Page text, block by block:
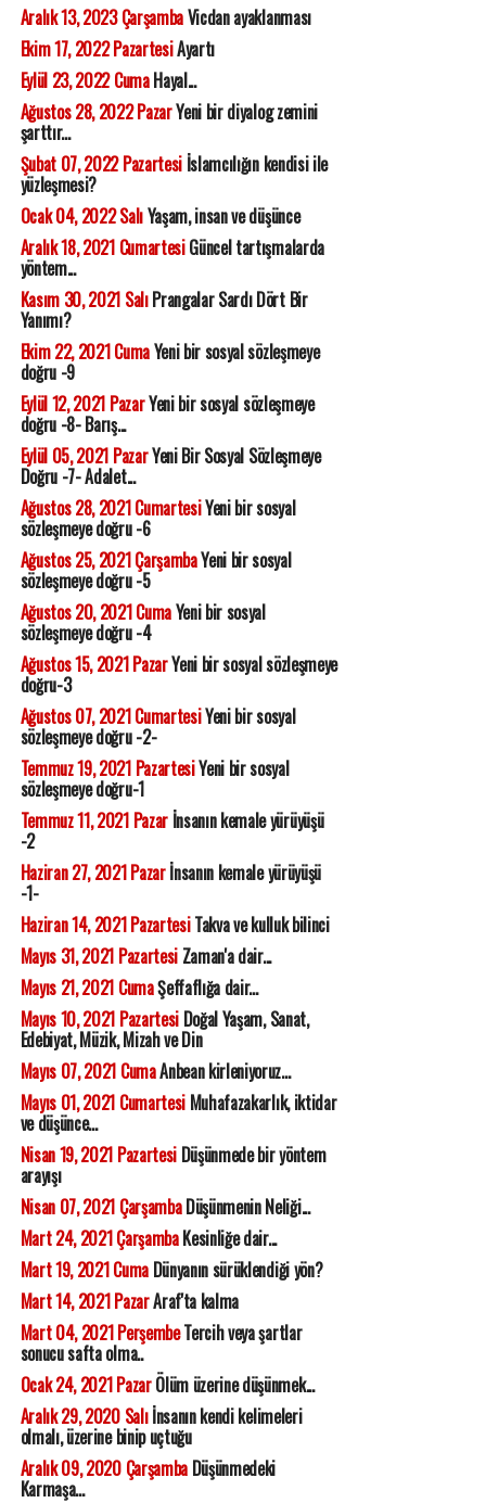
Aralık 13, 2023 ÇarşambaVicdan ayaklanması
Ekim 17, 2022 PazartesiAyartı
Eylül 23, 2022 CumaHayal...
Ağustos 28, 2022 PazarYeni bir diyalog zemini
şarttır...
Şubat 07, 2022 Pazartesiİslamcılığın kendisi ile
yüzleşmesi?
Ocak 04, 2022 SalıYaşam, insan ve düşünce
Aralık 18, 2021 CumartesiGüncel tartışmalarda
yöntem...
Kasım 30, 2021 SalıPrangalar Sardı Dört Bir
Yanımı?
Ekim 22, 2021 CumaYeni bir sosyal sözleşmeye
doğru -9
Eylül 12, 2021 PazarYeni bir sosyal sözleşmeye
doğru -8- Barış...
Eylül 05, 2021 PazarYeni Bir Sosyal Sözleşmeye
Doğru -7- Adalet...
Ağustos 28, 2021 CumartesiYeni bir sosyal
sözleşmeye doğru -6
Ağustos 25, 2021 ÇarşambaYeni bir sosyal
sözleşmeye doğru -5
Ağustos 20, 2021 CumaYeni bir sosyal
sözleşmeye doğru -4
Ağustos 15, 2021 PazarYeni bir sosyal sözleşmeye
doğru-3
Ağustos 07, 2021 CumartesiYeni bir sosyal
sözleşmeye doğru -2-
Temmuz 19, 2021 PazartesiYeni bir sosyal
sözleşmeye doğru-1
Temmuz 11, 2021 Pazarİnsanın kemale yürüyüşü
-2
Haziran 27, 2021 Pazarİnsanın kemale yürüyüşü
-1-
Haziran 14, 2021 PazartesiTakva ve kulluk bilinci
Mayıs 31, 2021 PazartesiZaman'a dair...
Mayıs 21, 2021 CumaŞeffaflığa dair...
Mayıs 10, 2021 PazartesiDoğal Yaşam, Sanat,
Edebiyat, Müzik, Mizah ve Din
Mayıs 07, 2021 CumaAnbean kirleniyoruz...
Mayıs 01, 2021 CumartesiMuhafazakarlık, iktidar
ve düşünce...
Nisan 19, 2021 PazartesiDüşünmede bir yöntem
arayışı
Nisan 07, 2021 ÇarşambaDüşünmenin Neliği...
Mart 24, 2021 ÇarşambaKesinliğe dair...
Mart 19, 2021 CumaDünyanın sürüklendiği yön?
Mart 14, 2021 PazarAraf'ta kalma
Mart 04, 2021 PerşembeTercih veya şartlar
sonucu safta olma..
Ocak 24, 2021 PazarÖlüm üzerine düşünmek...
Aralık 29, 2020 Salıİnsanın kendi kelimeleri
olmalı, üzerine binip uçtuğu
Aralık 09, 2020 ÇarşambaDüşünmedeki
Karmaşa...